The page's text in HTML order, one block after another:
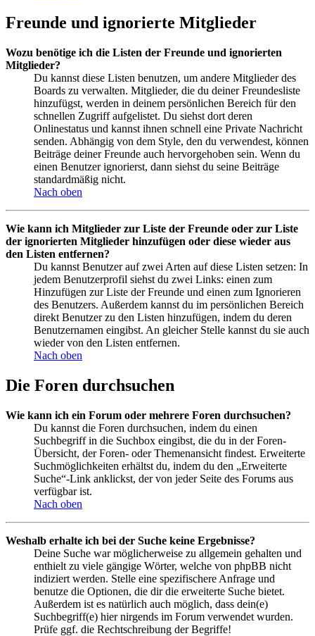
Freunde und ignorierte Mitglieder
Wozu benötige ich die Listen der Freunde und ignorierten
Mitglieder?
Du kannst diese Listen benutzen, um andere Mitglieder des
Boards zu verwalten. Mitglieder, die du deiner Freundesliste
hinzufügst, werden in deinem persönlichen Bereich für den
schnellen Zugriff aufgelistet. Du siehst dort deren
Onlinestatus und kannst ihnen schnell eine Private Nachricht
senden. Abhängig von dem Style, den du verwendest, können
Beiträge deiner Freunde auch hervorgehoben sein. Wenn du
einen Benutzer ignorierst, dann siehst du seine Beiträge
standardmäßig nicht.
Nach oben
Wie kann ich Mitglieder zur Liste der Freunde oder zur Liste
der ignorierten Mitglieder hinzufügen oder diese wieder aus
den Listen entfernen?
Du kannst Benutzer auf zwei Arten auf diese Listen setzen: In
jedem Benutzerprofil siehst du zwei Links: einen zum
Hinzufügen zur Liste der Freunde und einen zum Ignorieren
des Benutzers. Außerdem kannst du im persönlichen Bereich
direkt Benutzer zu den Listen hinzufügen, indem du deren
Benutzernamen eingibst. An gleicher Stelle kannst du sie auch
wieder von den Listen entfernen.
Nach oben
Die Foren durchsuchen
Wie kann ich ein Forum oder mehrere Foren durchsuchen?
Du kannst die Foren durchsuchen, indem du einen
Suchbegriff in die Suchbox eingibst, die du in der Foren-
Übersicht, der Foren- oder Themenansicht findest. Erweiterte
Suchmöglichkeiten erhältst du, indem du den „Erweiterte
Suche“-Link anklickst, der von jeder Seite des Forums aus
verfügbar ist.
Nach oben
Weshalb erhalte ich bei der Suche keine Ergebnisse?
Deine Suche war möglicherweise zu allgemein gehalten und
enthielt zu viele gängige Wörter, welche von phpBB nicht
indiziert werden. Stelle eine spezifischere Anfrage und
benutze die Optionen, die dir die erweiterte Suche bietet.
Außerdem ist es natürlich auch möglich, dass dein(e)
Suchbegriff(e) hier nirgends im Forum verwendet wurden.
Prüfe ggf. die Rechtschreibung der Begriffe!